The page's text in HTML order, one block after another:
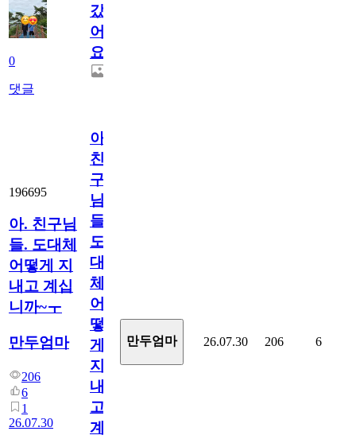
0
댓글
갔
어
요.
196695
아. 친구님
들. 도대체
어떻게 지
내고 계십
니까~ㅜ
만두엄마
206
6
1
26.07.30
아.
친
구
님
들.
도
대
체
어
떻
게
지
내
고
계
만두엄마 26.07.30 206 6